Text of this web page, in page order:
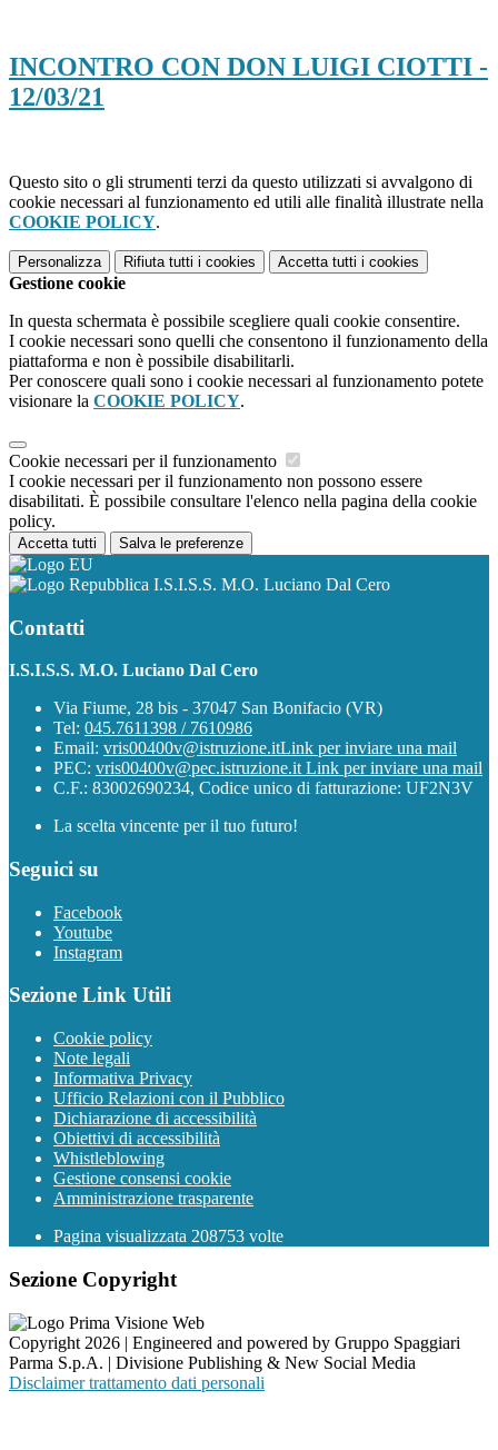
INCONTRO CON DON LUIGI CIOTTI -
12/03/21
Questo sito o gli strumenti terzi da questo utilizzati si avvalgono di
cookie necessari al funzionamento ed utili alle finalità illustrate nella
COOKIE POLICY.
Personalizza Rifiuta tutti i cookies Accetta tutti i cookies
Gestione cookie
In questa schermata è possibile scegliere quali cookie consentire.
I cookie necessari sono quelli che consentono il funzionamento della
piattaforma e non è possibile disabilitarli.
Per conoscere quali sono i cookie necessari al funzionamento potete
visionare la COOKIE POLICY.
Cookie necessari per il funzionamento
I cookie necessari per il funzionamento non possono essere
disabilitati. È possibile consultare l'elenco nella pagina della cookie
policy.
Accetta tutti Salva le preferenze
I.S.I.S.S. M.O. Luciano Dal Cero
Contatti
I.S.I.S.S. M.O. Luciano Dal Cero
Via Fiume, 28 bis - 37047 San Bonifacio (VR)
Tel: 045.7611398 / 7610986
Email: vris00400v@istruzione.itLink per inviare una mail
PEC: vris00400v@pec.istruzione.it Link per inviare una mail
C.F.: 83002690234, Codice unico di fatturazione: UF2N3V
La scelta vincente per il tuo futuro!
Seguici su
Facebook
Youtube
Instagram
Sezione Link Utili
Cookie policy
Note legali
Informativa Privacy
Ufficio Relazioni con il Pubblico
Dichiarazione di accessibilità
Obiettivi di accessibilità
Whistleblowing
Gestione consensi cookie
Amministrazione trasparente
Pagina visualizzata 208753 volte
Sezione Copyright
Copyright 2026 | Engineered and powered by Gruppo Spaggiari
Parma S.p.A. | Divisione Publishing & New Social Media
Disclaimer trattamento dati personali